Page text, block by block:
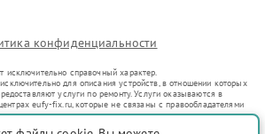
конфиденциальности
исключительно справочный характер.
для описания устройств, в отношении которых
услуги по ремонту. Услуги оказываются в
eufy-fix.ru, которые не связаны с правообладателями
представителями.
уже введенных в гражданский оборот в соответствии